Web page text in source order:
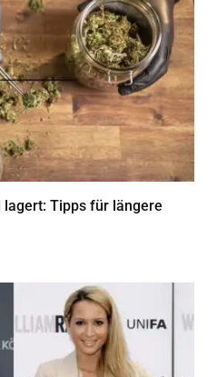
lagert: Tipps für längere